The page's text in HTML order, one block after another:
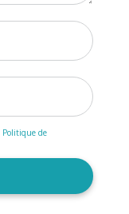
Politique de